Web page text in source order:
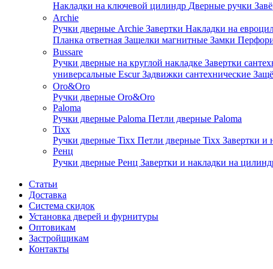
Накладки на ключевой цилиндр Дверные ручки
Archie
Ручки дверные Archie Завертки Накладки на
Планка ответная Защелки магнитные Замки
Bussare
Ручки дверные на круглой накладке Завертки
универсальные EscurЗадвижки сантехнические
Oro&Oro
Ручки дверные Oro&Oro
Paloma
Ручки дверные Paloma Петли дверные Paloma
Tixx
Ручки дверные Tixx Петли дверные Tixx Завертки и
Ренц
Ручки дверные Ренц Завертки и накладки на
Статьи
Доставка
Система скидок
Установка дверей и фурнитуры
Оптовикам
Застройщикам
Контакты